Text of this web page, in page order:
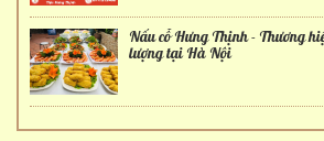
Nấu cỗ Hưng Thịnh - Thương
lượng tại Hà Nội